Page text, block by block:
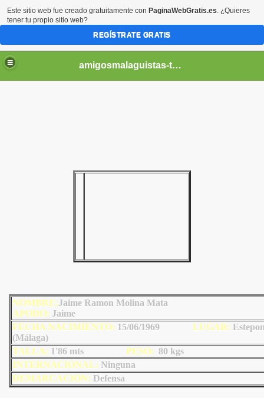
amigosmalaguistas-temporadas
NOMBRE:Jaime Ramon Molina Mata
APODO: Jaime
FECHA NACIMIENTO: 15/06/1969 LUGAR:
(Málaga)
TALLA: 1'86 mts PESO: 80 kgs
INTERNACIONAL: Ninguna
DEMARCACIÓN: Defensa
Este sitio web fue creado gratuitamente con PaginaWebGratis.es. ¿Quieres
tener tu propio sitio web?
REGÍSTRATE GRATIS